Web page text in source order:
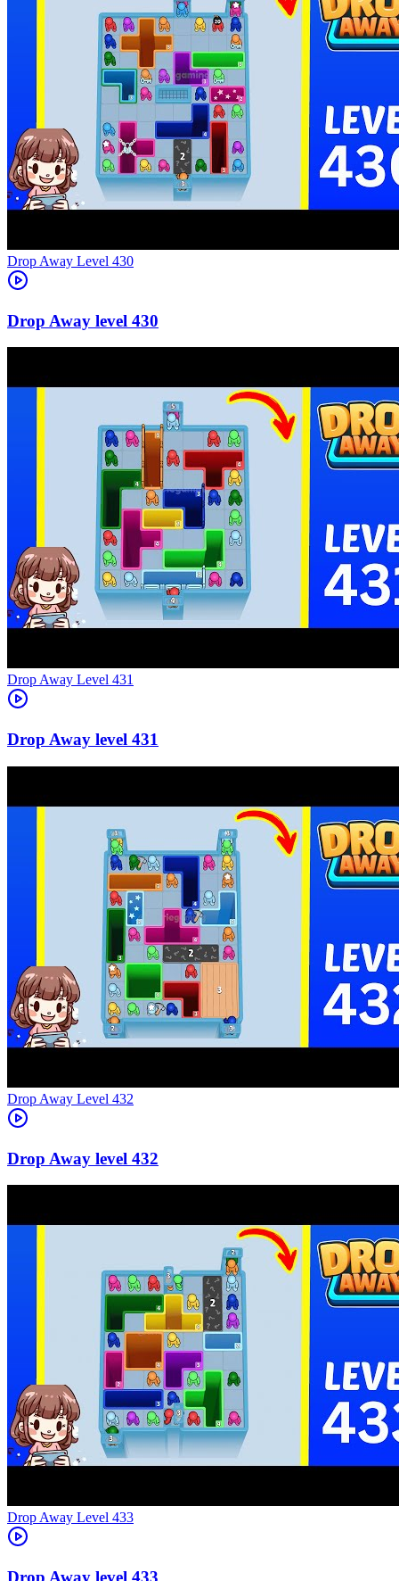
Level 430
430
Level 431
431
Level 432
432
Level 433
433